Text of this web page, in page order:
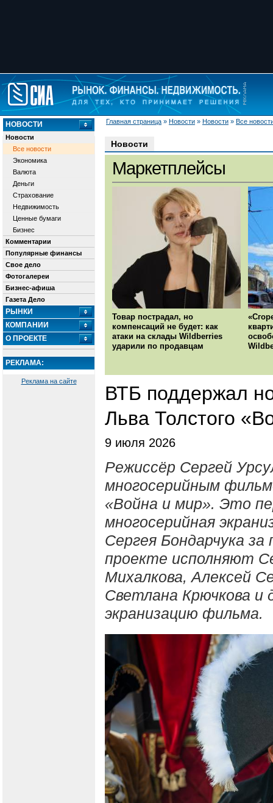
Главная страница » Новости » Новости » Все
НОВОСТИ
Новости
Все новости
Экономика
Валюта
Деньги
Страхование
Недвижимость
Ценные бумаги
Бизнес
Комментарии
Популярные финансы
Свое дело
Фотогалереи
Бизнес-афиша
Газета Дело
РЫНКИ
КОМПАНИИ
О ПРОЕКТЕ
РЕКЛАМА:
Реклама на сайте
Новости
Маркетплейсы
Товар пострадал, но
компенсаций не будет: как
атаки на склады Wildberries
ударили по продавцам
ВТБ поддержал
Льва Толстого
9 июля 2026
Режиссёр Сергей
многосерийным
«Война и мир». Это
многосерийная
Сергея Бондарчука
проекте исполняют
Михалкова, Алексей
Светлана Крючкова и
экранизацию фильма.